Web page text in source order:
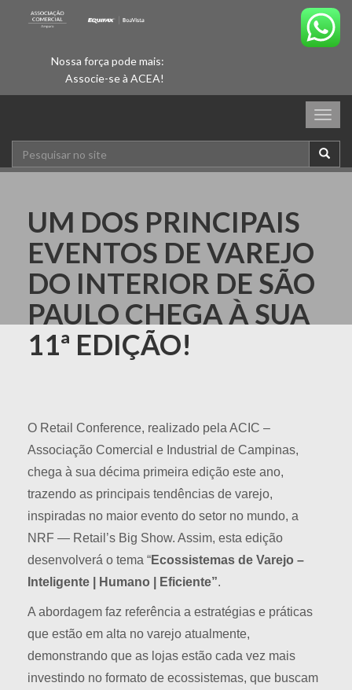
Nossa força pode mais:
Associe-se à ACEA!
UM DOS PRINCIPAIS
EVENTOS DE VAREJO
DO INTERIOR DE SÃO
PAULO CHEGA À SUA
11ª EDIÇÃO!
O Retail Conference, realizado pela ACIC –
Associação Comercial e Industrial de Campinas,
chega à sua décima primeira edição este ano,
trazendo as principais tendências de varejo,
inspiradas no maior evento do setor no mundo, a
NRF — Retail’s Big Show. Assim, esta edição
desenvolverá o tema “Ecossistemas de Varejo –
Inteligente | Humano | Eficiente”.
A abordagem faz referência a estratégias e práticas
que estão em alta no varejo atualmente,
demonstrando que as lojas estão cada vez mais
investindo no formato de ecossistemas, que buscam